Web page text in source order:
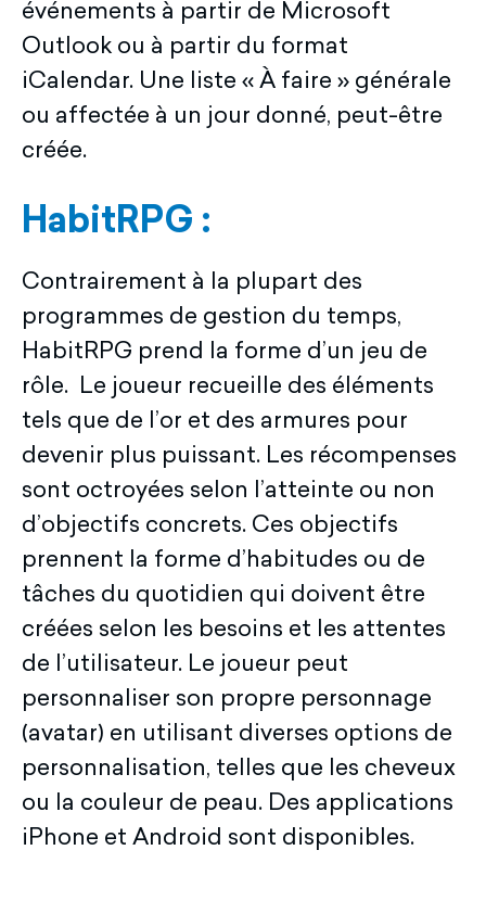
événements à partir de Microsoft
Outlook ou à partir du format
iCalendar. Une liste « À faire » générale
ou affectée à un jour donné, peut-être
créée.
HabitRPG :
Contrairement à la plupart des
programmes de gestion du temps,
HabitRPG prend la forme d’un jeu de
rôle. Le joueur recueille des éléments
tels que de l’or et des armures pour
devenir plus puissant. Les récompenses
sont octroyées selon l’atteinte ou non
d’objectifs concrets. Ces objectifs
prennent la forme d’habitudes ou de
tâches du quotidien qui doivent être
créées selon les besoins et les attentes
de l’utilisateur. Le joueur peut
personnaliser son propre personnage
(avatar) en utilisant diverses options de
personnalisation, telles que les cheveux
ou la couleur de peau. Des applications
iPhone et Android sont disponibles.